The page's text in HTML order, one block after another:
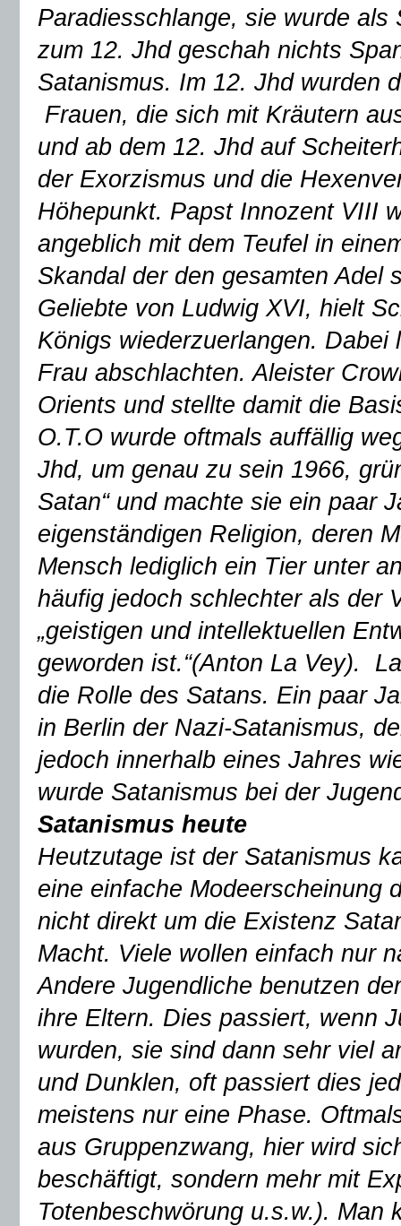
Paradiesschlange, sie wurde
zum 12. Jhd geschah nichts
Satanismus. Im 12. Jhd wurden
Frauen, die sich mit Kräutern
und ab dem 12. Jhd auf
der Exorzismus und die
Höhepunkt. Papst Innozent VIII
angeblich mit dem Teufel in
Skandal der den gesamten Adel
Geliebte von Ludwig XVI, hielt
Königs wiederzuerlangen.
Frau abschlachten. Aleister
Orients und stellte damit die
O.T.O wurde oftmals auffällig
Jhd, um genau zu sein 1966,
Satan“ und machte sie ein paar
eigenständigen Religion, deren
Mensch lediglich ein Tier unter
häufig jedoch schlechter als der
„geistigen und intellektuellen
geworden ist.“(Anton La Vey).
die Rolle des Satans. Ein paar
in Berlin der Nazi-Satanismus,
jedoch innerhalb eines Jahres
wurde Satanismus bei der
Satanismus heute
Heutzutage ist der Satanismus
eine einfache Modeerscheinung
nicht direkt um die Existenz
Macht. Viele wollen einfach nur
Andere Jugendliche benutzen
ihre Eltern. Dies passiert, wenn
wurden, sie sind dann sehr viel
und Dunklen, oft passiert dies
meistens nur eine Phase.
aus Gruppenzwang, hier wird
beschäftigt, sondern mehr mit
Totenbeschwörung u.s.w.). Man